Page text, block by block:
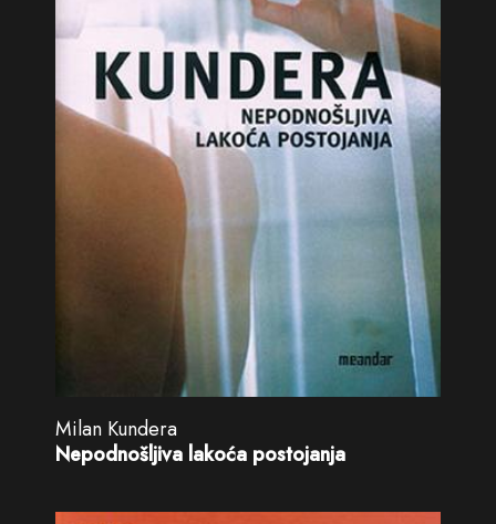
Milan Kundera
Nepodnošljiva lakoća postojanja